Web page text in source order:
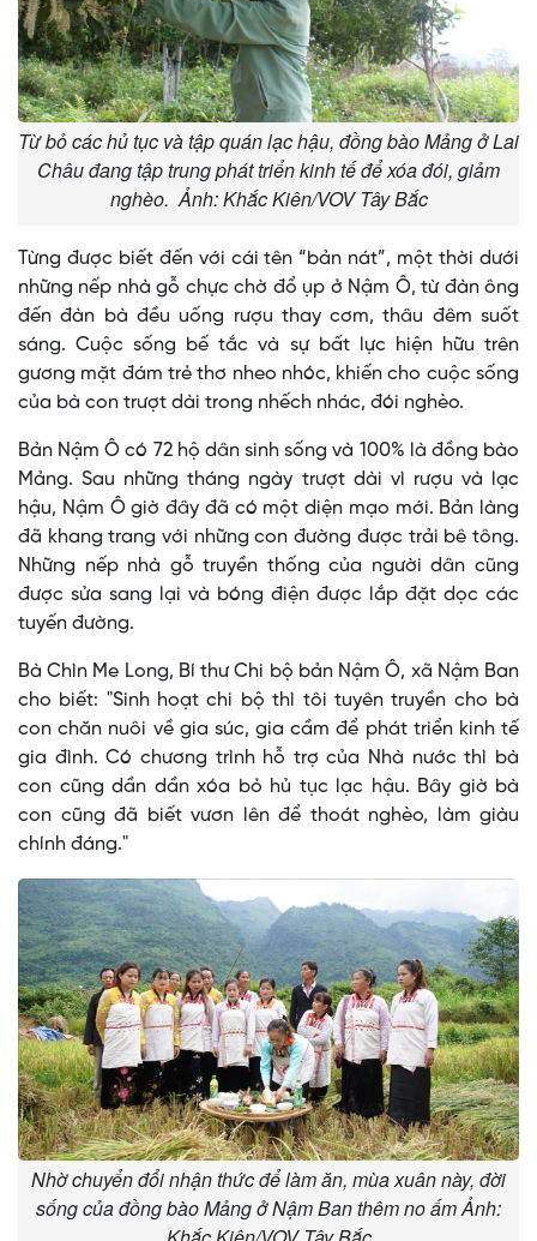
Từ bỏ các hủ tục và tập quán lạc hậu, đồng bào Mảng ở Lai
Châu đang tập trung phát triển kinh tế để xóa đói, giảm
nghèo. Ảnh: Khắc Kiên/VOV Tây Bắc
Từng được biết đến với cái tên “bản nát”, một thời dưới
những nếp nhà gỗ chực chờ đổ ụp ở Nậm Ô, từ đàn ông
đến đàn bà đều uống rượu thay cơm, thâu đêm suốt
sáng. Cuộc sống bế tắc và sự bất lực hiện hữu trên
gương mặt đám trẻ thơ nheo nhóc, khiến cho cuộc sống
của bà con trượt dài trong nhếch nhác, đói nghèo.
Bản Nậm Ô có 72 hộ dân sinh sống và 100% là đồng bào
Mảng. Sau những tháng ngày trượt dài vì rượu và lạc
hậu, Nậm Ô giờ đây đã có một diện mạo mới. Bản làng
đã khang trang với những con đường được trải bê tông.
Những nếp nhà gỗ truyền thống của người dân cũng
được sửa sang lại và bóng điện được lắp đặt dọc các
tuyến đường.
Bà Chìn Me Long, Bí thư Chi bộ bản Nậm Ô, xã Nậm Ban
cho biết: "Sinh hoạt chi bộ thì tôi tuyên truyền cho bà
con chăn nuôi về gia súc, gia cầm để phát triển kinh tế
gia đình. Có chương trình hỗ trợ của Nhà nước thì bà
con cũng dần dần xóa bỏ hủ tục lạc hậu. Bây giờ bà
con cũng đã biết vươn lên để thoát nghèo, làm giàu
chính đáng."
Nhờ chuyển đổi nhận thức để làm ăn, mùa xuân này, đời
sống của đồng bào Mảng ở Nậm Ban thêm no ấm Ảnh: